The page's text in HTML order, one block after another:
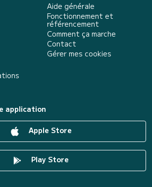
Aide générale
Fonctionnement et
référencement
Comment ça marche
Contact
Gérer mes cookies
application
Apple Store
Play Store